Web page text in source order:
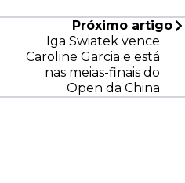
Próximo artigo
Iga Swiatek vence
Caroline Garcia e está
nas meias-finais do
Open da China